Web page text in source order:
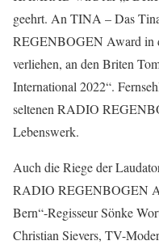
geehrt. An TINA – Das
REGENBOGEN Award in
verliehen, an den Briten
International 2022“.
seltenen RADIO
Lebenswerk.
Auch die Riege der
RADIO REGENBOGEN
Bern“-Regisseur Sönke
Christian Sievers, TV-